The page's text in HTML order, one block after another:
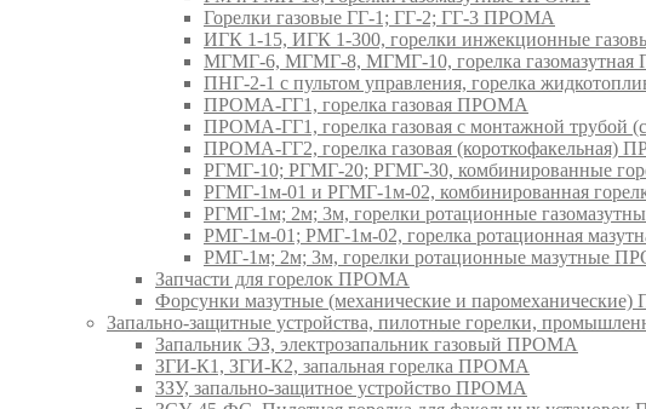
Горелки газовые ГГ-1; ГГ-2; ГГ-3 ПРОМА
ИГК 1-15, ИГК 1-300, горелки инжекционные
МГМГ-6, МГМГ-8, МГМГ-10, горелка
ПНГ-2-1 с пультом управления, горелка
ПРОМА-ГГ1, горелка газовая ПРОМА
ПРОМА-ГГ1, горелка газовая с монтажной трубой
ПРОМА-ГГ2, горелка газовая (короткофакельная)
РГМГ-10; РГМГ-20; РГМГ-30, комбинированные
РГМГ-1м-01 и РГМГ-1м-02, комбинированная
РГМГ-1м; 2м; 3м, горелки ротационные
РМГ-1м-01; РМГ-1м-02, горелка ротационная
РМГ-1м; 2м; 3м, горелки ротационные мазутные
Запчасти для горелок ПРОМА
Форсунки мазутные (механические и
Запально-защитные устройства, пилотные горелки,
Запальник ЭЗ, электрозапальник газовый ПРОМА
ЗГИ-К1, ЗГИ-К2, запальная горелка ПРОМА
ЗЗУ, запально-защитное устройство ПРОМА